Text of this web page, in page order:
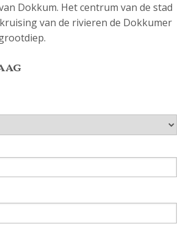
Dokkum. Het centrum van de stad
van de rivieren de Dokkumer